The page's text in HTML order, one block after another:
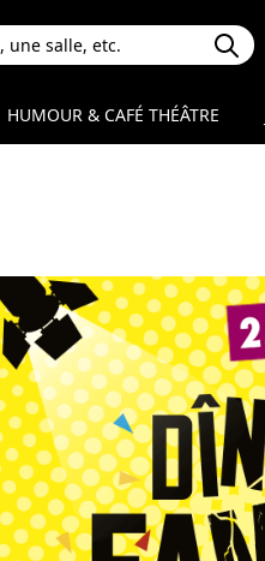
HUMOUR & CAFÉ THÉÂTRE